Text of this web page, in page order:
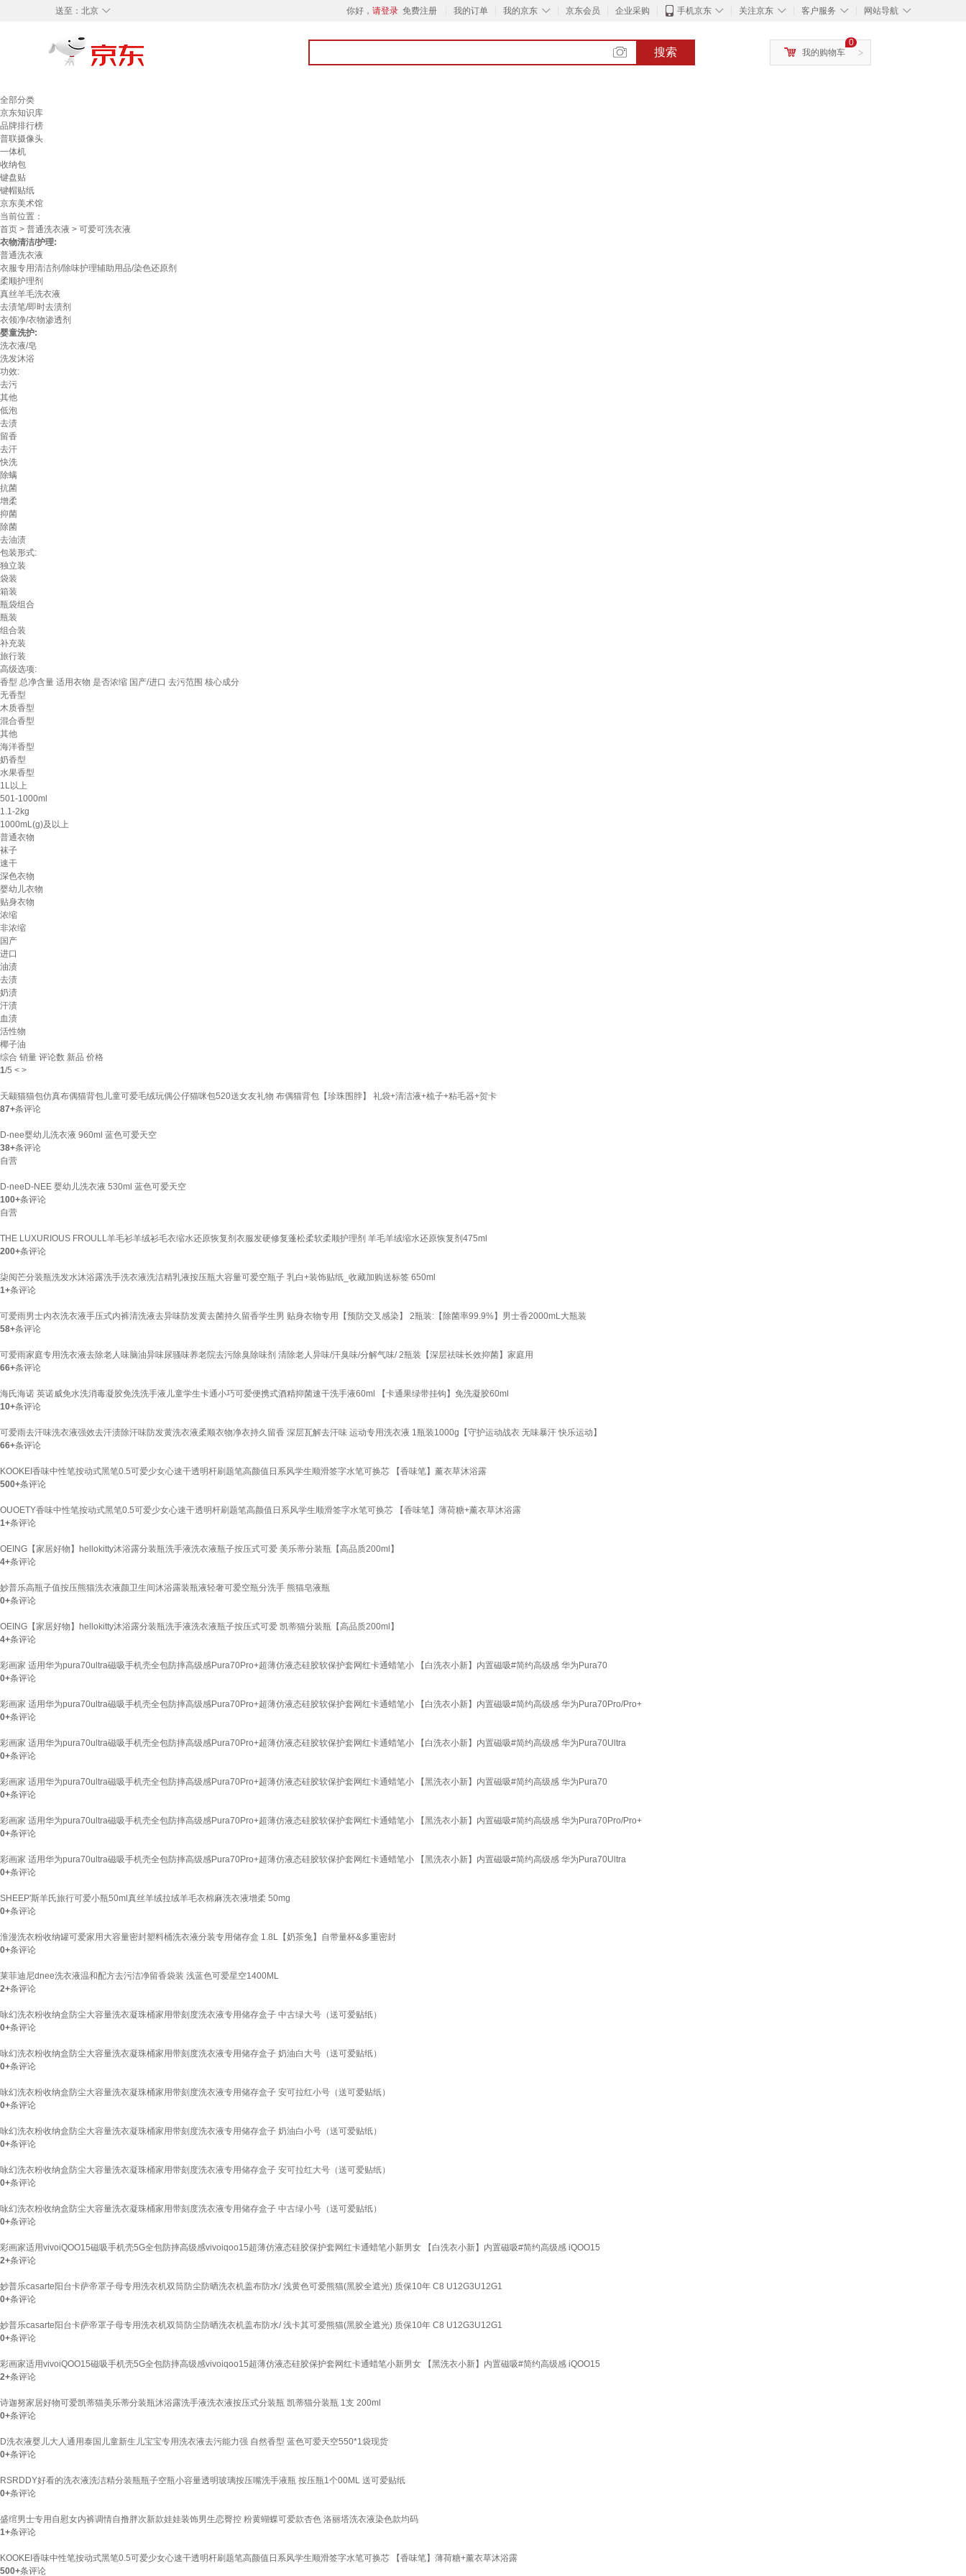
◇
送至： 北京 你好， 请登录 免费注册 我的订单 ◇
我的京东 京东会员 企业采购 ◇
手机京东 ◇
关注京东 ◇
客户服务 ◇
网站导航
搜索 >
0
我的购物车
全部分类
京东知识库
品牌排行榜
普联摄像头
一体机
收纳包
键盘贴
键帽贴纸
京东美术馆
当前位置：
首页 > 普通洗衣液 > 可爱可洗衣液
衣物清洁/护理:
普通洗衣液
衣服专用清洁剂/除味护理辅助用品/染色还原剂
柔顺护理剂
真丝羊毛洗衣液
去渍笔/即时去渍剂
衣领净/衣物渗透剂
婴童洗护:
洗衣液/皂
洗发沐浴
功效:
去污
其他
低泡
去渍
留香
去汗
快洗
除螨
抗菌
增柔
抑菌
除菌
去油渍
包装形式:
独立装
袋装
箱装
瓶袋组合
瓶装
组合装
补充装
旅行装
高级选项:
香型 总净含量 适用衣物 是否浓缩 国产/进口 去污范围 核心成分
无香型
木质香型
混合香型
其他
海洋香型
奶香型
水果香型
1L以上
501-1000ml
1.1-2kg
1000mL(g)及以上
普通衣物
袜子
速干
深色衣物
婴幼儿衣物
贴身衣物
浓缩
非浓缩
国产
进口
油渍
去渍
奶渍
汗渍
血渍
活性物
椰子油
综合 销量 评论数 新品 价格
1/5 < >
天颛猫猫包仿真布偶猫背包儿童可爱毛绒玩偶公仔猫咪包520送女友礼物 布偶猫背包【珍珠围脖】 礼袋+清洁液+梳子+粘毛器+贺卡
87+条评论
D-nee婴幼儿洗衣液 960ml 蓝色可爱天空
38+条评论
自营
D-neeD-NEE 婴幼儿洗衣液 530ml 蓝色可爱天空
100+条评论
自营
THE LUXURIOUS FROULL羊毛衫羊绒衫毛衣缩水还原恢复剂衣服发硬修复蓬松柔软柔顺护理剂 羊毛羊绒缩水还原恢复剂475ml
200+条评论
柒阅芒分装瓶洗发水沐浴露洗手洗衣液洗洁精乳液按压瓶大容量可爱空瓶子 乳白+装饰贴纸_收藏加购送标签 650ml
1+条评论
可爱雨男士内衣洗衣液手压式内裤清洗液去异味防发黄去菌持久留香学生男 贴身衣物专用【预防交叉感染】 2瓶装:【除菌率99.9%】男士香2000mL大瓶装
58+条评论
可爱雨家庭专用洗衣液去除老人味脑油异味尿骚味养老院去污除臭除味剂 清除老人异味/汗臭味/分解气味/ 2瓶装【深层祛味长效抑菌】家庭用
66+条评论
海氏海诺 英诺威免水洗消毒凝胶免洗洗手液儿童学生卡通小巧可爱便携式酒精抑菌速干洗手液60ml 【卡通果绿带挂钩】免洗凝胶60ml
10+条评论
可爱雨去汗味洗衣液强效去汗渍除汗味防发黄洗衣液柔顺衣物净衣持久留香 深层瓦解去汗味 运动专用洗衣液 1瓶装1000g【守护运动战衣 无味暴汗 快乐运动】
66+条评论
KOOKEI香味中性笔按动式黑笔0.5可爱少女心速干透明杆刷题笔高颜值日系风学生顺滑签字水笔可换芯 【香味笔】薰衣草沐浴露
500+条评论
OUOETY香味中性笔按动式黑笔0.5可爱少女心速干透明杆刷题笔高颜值日系风学生顺滑签字水笔可换芯 【香味笔】薄荷糖+薰衣草沐浴露
1+条评论
OEING【家居好物】hellokitty沐浴露分装瓶洗手液洗衣液瓶子按压式可爱 美乐蒂分装瓶【高品质200ml】
4+条评论
妙普乐高瓶子值按压熊猫洗衣液颜卫生间沐浴露装瓶液轻奢可爱空瓶分洗手 熊猫皂液瓶
0+条评论
OEING【家居好物】hellokitty沐浴露分装瓶洗手液洗衣液瓶子按压式可爱 凯蒂猫分装瓶【高品质200ml】
4+条评论
彩画家 适用华为pura70ultra磁吸手机壳全包防摔高级感Pura70Pro+超薄仿液态硅胶软保护套网红卡通蜡笔小 【白洗衣小新】内置磁吸#简约高级感 华为Pura70
0+条评论
彩画家 适用华为pura70ultra磁吸手机壳全包防摔高级感Pura70Pro+超薄仿液态硅胶软保护套网红卡通蜡笔小 【白洗衣小新】内置磁吸#简约高级感 华为Pura70Pro/Pro+
0+条评论
彩画家 适用华为pura70ultra磁吸手机壳全包防摔高级感Pura70Pro+超薄仿液态硅胶软保护套网红卡通蜡笔小 【白洗衣小新】内置磁吸#简约高级感 华为Pura70Ultra
0+条评论
彩画家 适用华为pura70ultra磁吸手机壳全包防摔高级感Pura70Pro+超薄仿液态硅胶软保护套网红卡通蜡笔小 【黑洗衣小新】内置磁吸#简约高级感 华为Pura70
0+条评论
彩画家 适用华为pura70ultra磁吸手机壳全包防摔高级感Pura70Pro+超薄仿液态硅胶软保护套网红卡通蜡笔小 【黑洗衣小新】内置磁吸#简约高级感 华为Pura70Pro/Pro+
0+条评论
彩画家 适用华为pura70ultra磁吸手机壳全包防摔高级感Pura70Pro+超薄仿液态硅胶软保护套网红卡通蜡笔小 【黑洗衣小新】内置磁吸#简约高级感 华为Pura70Ultra
0+条评论
SHEEP'斯羊氏旅行可爱小瓶50ml真丝羊绒拉绒羊毛衣棉麻洗衣液增柔 50mg
0+条评论
淮漫洗衣粉收纳罐可爱家用大容量密封塑料桶洗衣液分装专用储存盒 1.8L【奶茶兔】自带量杯&多重密封
0+条评论
莱菲迪尼dnee洗衣液温和配方去污洁净留香袋装 浅蓝色可爱星空1400ML
2+条评论
咏幻洗衣粉收纳盒防尘大容量洗衣凝珠桶家用带刻度洗衣液专用储存盒子 中古绿大号（送可爱贴纸）
0+条评论
咏幻洗衣粉收纳盒防尘大容量洗衣凝珠桶家用带刻度洗衣液专用储存盒子 奶油白大号（送可爱贴纸）
0+条评论
咏幻洗衣粉收纳盒防尘大容量洗衣凝珠桶家用带刻度洗衣液专用储存盒子 安可拉红小号（送可爱贴纸）
0+条评论
咏幻洗衣粉收纳盒防尘大容量洗衣凝珠桶家用带刻度洗衣液专用储存盒子 奶油白小号（送可爱贴纸）
0+条评论
咏幻洗衣粉收纳盒防尘大容量洗衣凝珠桶家用带刻度洗衣液专用储存盒子 安可拉红大号（送可爱贴纸）
0+条评论
咏幻洗衣粉收纳盒防尘大容量洗衣凝珠桶家用带刻度洗衣液专用储存盒子 中古绿小号（送可爱贴纸）
0+条评论
彩画家适用vivoiQOO15磁吸手机壳5G全包防摔高级感vivoiqoo15超薄仿液态硅胶保护套网红卡通蜡笔小新男女 【白洗衣小新】内置磁吸#简约高级感 iQOO15
2+条评论
妙普乐casarte阳台卡萨帝罩子母专用洗衣机双筒防尘防晒洗衣机盖布防水/ 浅黄色可爱熊猫(黑胶全遮光) 质保10年 C8 U12G3U12G1
0+条评论
妙普乐casarte阳台卡萨帝罩子母专用洗衣机双筒防尘防晒洗衣机盖布防水/ 浅卡其可爱熊猫(黑胶全遮光) 质保10年 C8 U12G3U12G1
0+条评论
彩画家适用vivoiQOO15磁吸手机壳5G全包防摔高级感vivoiqoo15超薄仿液态硅胶保护套网红卡通蜡笔小新男女 【黑洗衣小新】内置磁吸#简约高级感 iQOO15
2+条评论
诗迦努家居好物可爱凯蒂猫美乐蒂分装瓶沐浴露洗手液洗衣液按压式分装瓶 凯蒂猫分装瓶 1支 200ml
0+条评论
D洗衣液婴儿大人通用泰国儿童新生儿宝宝专用洗衣液去污能力强 自然香型 蓝色可爱天空550*1袋现货
0+条评论
RSRDDY好看的洗衣液洗洁精分装瓶瓶子空瓶小容量透明玻璃按压嘴洗手液瓶 按压瓶1个00ML 送可爱贴纸
0+条评论
盛绾男士专用自慰女内裤调情自撸胖次新款娃娃装饰男生恋臀控 粉黄蝴蝶可爱款杏色 洛丽塔洗衣液染色款均码
1+条评论
KOOKEI香味中性笔按动式黑笔0.5可爱少女心速干透明杆刷题笔高颜值日系风学生顺滑签字水笔可换芯 【香味笔】薄荷糖+薰衣草沐浴露
500+条评论